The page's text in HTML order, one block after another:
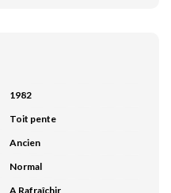
1982
Toit pente
Ancien
Normal
A Rafraîchir